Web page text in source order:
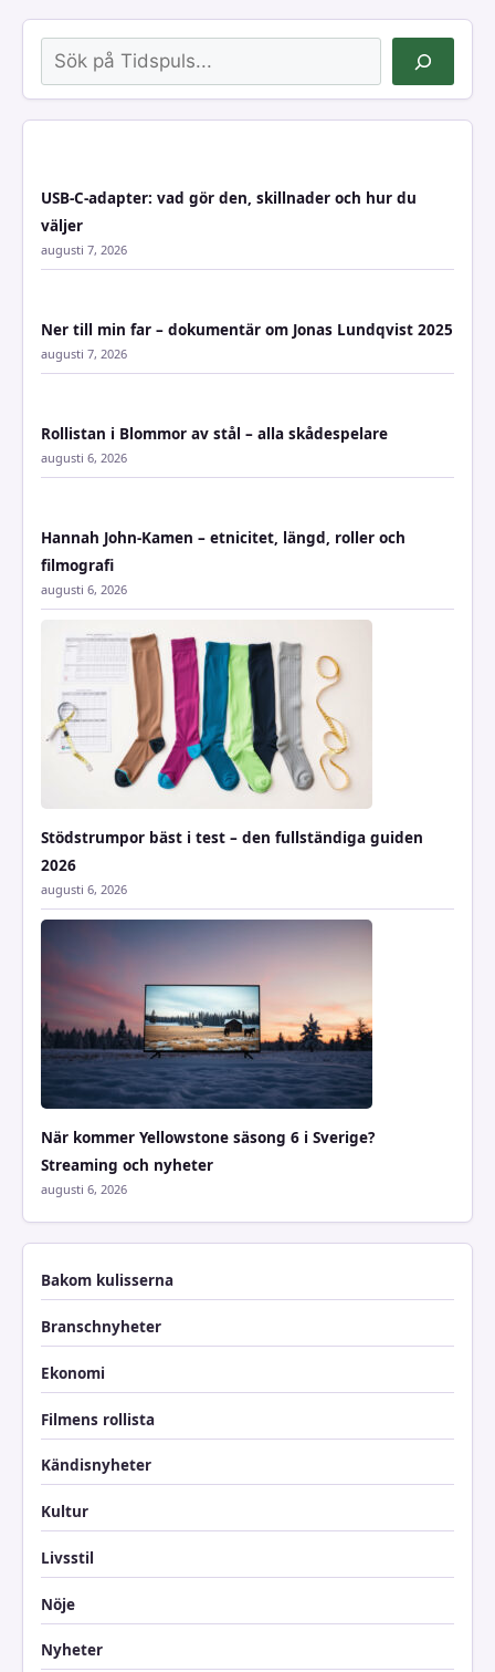
Sök
USB-C-adapter: vad gör den, skillnader och hur du
väljer
augusti 7, 2026
Ner till min far – dokumentär om Jonas Lundqvist 2025
augusti 7, 2026
Rollistan i Blommor av stål – alla skådespelare
augusti 6, 2026
Hannah John-Kamen – etnicitet, längd, roller och
filmografi
augusti 6, 2026
Stödstrumpor bäst i test – den fullständiga guiden
2026
augusti 6, 2026
När kommer Yellowstone säsong 6 i Sverige?
Streaming och nyheter
augusti 6, 2026
Bakom kulisserna
Branschnyheter
Ekonomi
Filmens rollista
Kändisnyheter
Kultur
Livsstil
Nöje
Nyheter